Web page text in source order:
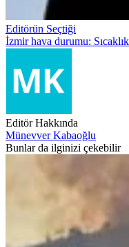
Editörün Seçtiği
İzmir hava durumu:
Editör Hakkında
Münevver Kabaoğlu
Bunlar da ilginizi çekebilir